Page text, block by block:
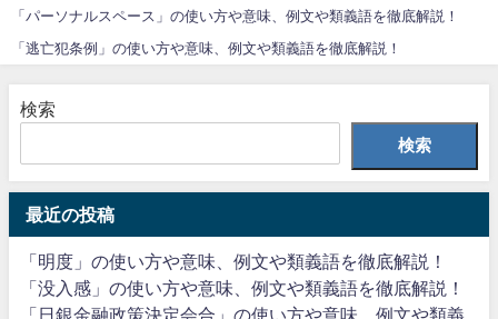
「パーソナルスペース」の使い方や意味、例文や類義語を徹底解説！
「逃亡犯条例」の使い方や意味、例文や類義語を徹底解説！
検索
検索
最近の投稿
「明度」の使い方や意味、例文や類義語を徹底解説！
「没入感」の使い方や意味、例文や類義語を徹底解説！
「日銀金融政策決定会合」の使い方や意味、例文や類義